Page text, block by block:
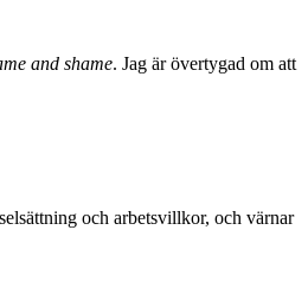
and shame. Jag är övertygad om att
och arbetsvillkor, och värnar